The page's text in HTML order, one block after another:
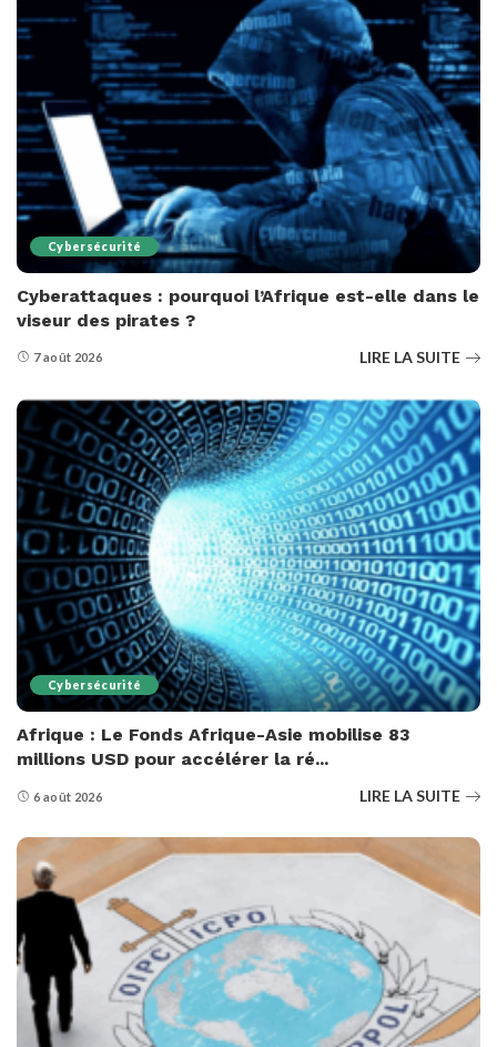
Cybersécurité
Cyberattaques : pourquoi l’Afrique est-elle dans le
viseur des pirates ?
7 août 2026 LIRE LA SUITE
Cybersécurité
Afrique : Le Fonds Afrique-Asie mobilise 83
millions USD pour accélérer la ré...
6 août 2026 LIRE LA SUITE